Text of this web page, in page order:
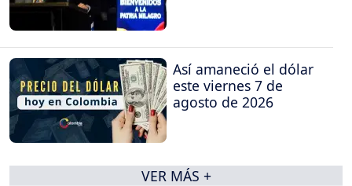
Así amaneció el dólar
este viernes 7 de
agosto de 2026
VER MÁS +